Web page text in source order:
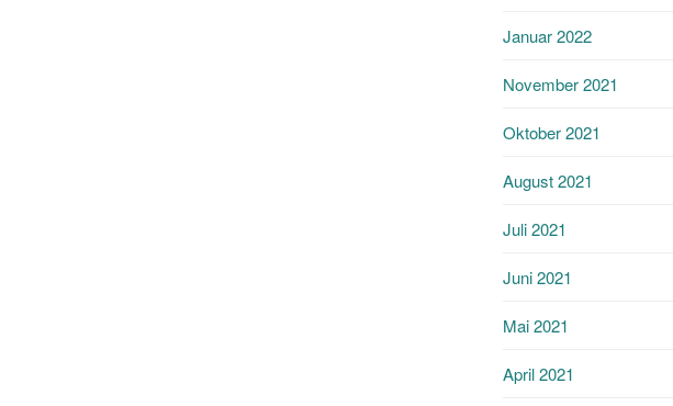
Januar 2022
November 2021
Oktober 2021
August 2021
Juli 2021
Juni 2021
Mai 2021
April 2021